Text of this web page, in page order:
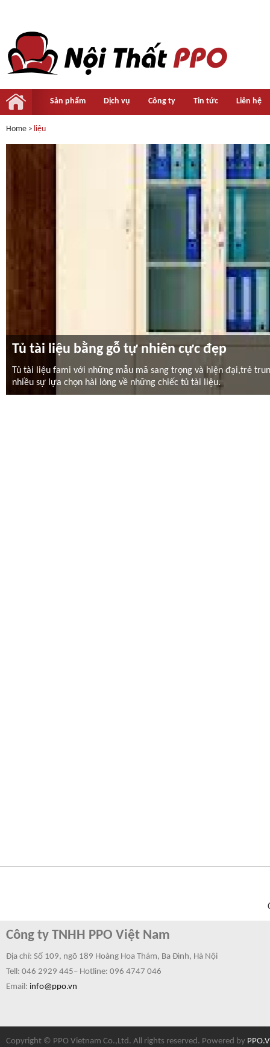
Sản phẩm Dịch vụ Công ty Tin tức Liên hệ
Home > liệu
Tủ tài liệu bằng gỗ tự nhiên cực đẹp
Tủ tài liệu fami với những mẫu mã sang trọng và hiện đại,trẻ
nhiều sự lựa chọn hài lòng về những chiếc tủ tài liệu.
Công ty TNHH PPO Việt Nam
Địa chỉ: Số 109, ngõ 189 Hoàng Hoa Thám, Ba Đình, Hà Nội
Tell: 046 2929 445– Hotline: 096 4747 046
Email: info@ppo.vn
Copyright © PPO Vietnam Co.,Ltd. All rights reserved. Powered by